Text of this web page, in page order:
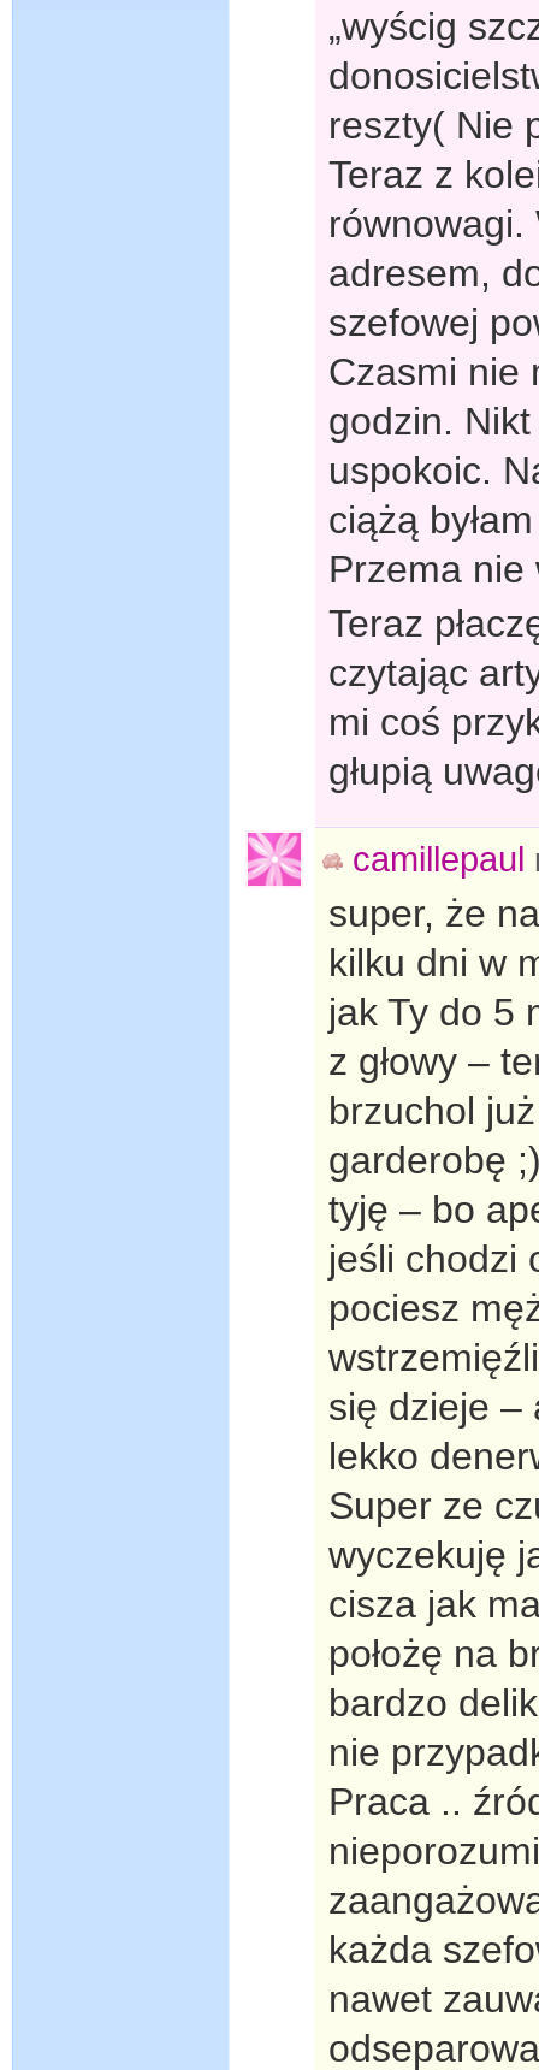
„wyścig
reszty( Nie
Teraz z
równowagi.
adresem,
szefowej
Czasmi nie
godzin.
uspokoic.
ciążą
Przema nie
Teraz
czytając
mi coś
głupią
camillepaul
super, że
kilku dni w
jak Ty do 5
z głowy –
brzuchol
garderobę
tyję – bo
jeśli chodzi
pociesz
się dzieje –
lekko
Super ze
wyczekuję
cisza jak
położę na
bardzo
nie
Praca ..
każda
nawet